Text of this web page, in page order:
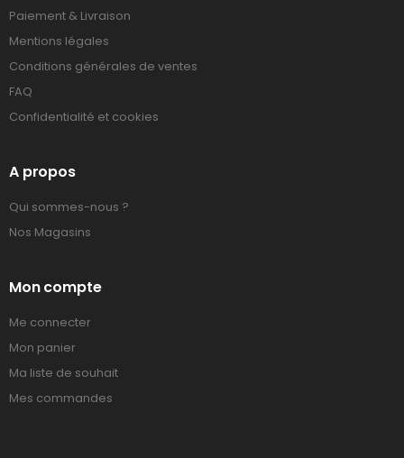
Paiement & Livraison
Mentions légales
Conditions générales de ventes
FAQ
Confidentialité et cookies
A propos
Qui sommes-nous ?
Nos Magasins
Mon compte
Me connecter
Mon panier
Ma liste de souhait
Mes commandes